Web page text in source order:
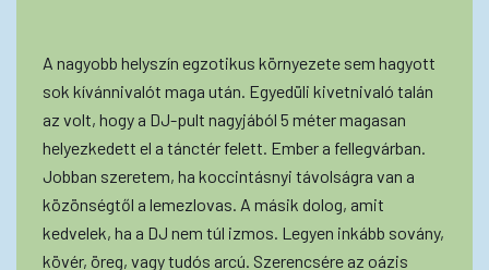
A nagyobb helyszín egzotikus környezete sem hagyott
sok kívánnivalót maga után. Egyedüli kivetnivaló talán
az volt, hogy a DJ-pult nagyjából 5 méter magasan
helyezkedett el a tánctér felett. Ember a fellegvárban.
Jobban szeretem, ha koccintásnyi távolságra van a
közönségtől a lemezlovas. A másik dolog, amit
kedvelek, ha a DJ nem túl izmos. Legyen inkább sovány,
kövér, öreg, vagy tudós arcú. Szerencsére az oázis